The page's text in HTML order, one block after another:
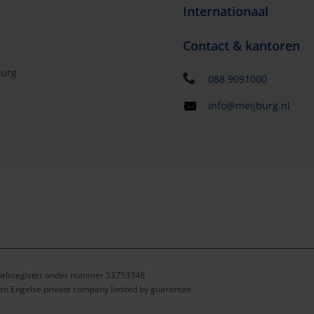
Internationaal
Contact & kantoren
088 9091000
info@meijburg.nl
onder nummer 53753348
Engelse private company limited by guarantee.